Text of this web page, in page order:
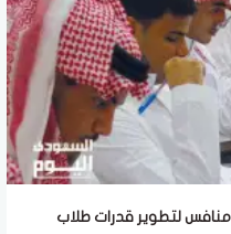
منافس لتطوير قدرات طلاب